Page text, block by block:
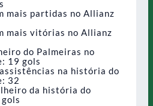
mais partidas no Allianz
mais vitórias no Allianz
do Palmeiras no
19 gols
na história do
32
da história do